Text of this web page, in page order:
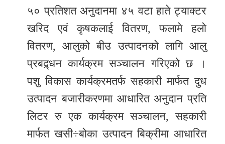
५० प्रतिशत अनुदानमा ४५ वटा हाते ट्याक्टर
खरिद एवं कृषकलाई वितरण, फलामे हलो
वितरण, आलुको बीउ उत्पादनको लागि आलु
प्रबद्र्धन कार्यक्रम सञ्चालन गरिएको छ ।
पशु विकास कार्यक्रमतर्फ सहकारी मार्फत दुध
उत्पादन बजारीकरणमा आधारित अनुदान प्रति
लिटर रु एक कार्यक्रम सञ्चालन, सहकारी
मार्फत खसी÷बोका उत्पादन बिक्रीमा आधारित